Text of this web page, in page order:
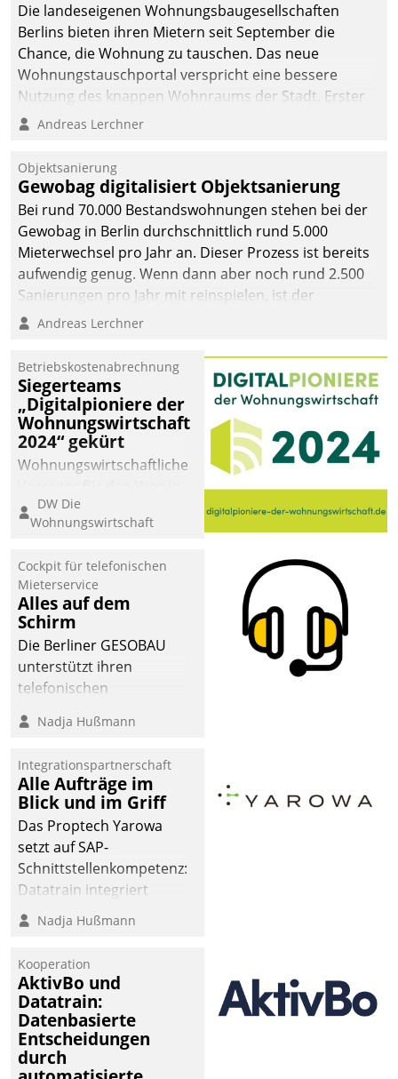
Die landeseigenen Wohnungsbaugesellschaften
Berlins bieten ihren Mietern seit September die
Chance, die Wohnung zu tauschen. Das neue
Wohnungstauschportal verspricht eine bessere
Nutzung des knappen Wohnraums der Stadt. Erster
Anwendungsfall für Datatrains Lösung API-Hub mit
Unternehmen.
Andreas Lerchner
Objektsanierung
Gewobag digitalisiert Objektsanierung
Bei rund 70.000 Bestandswohnungen stehen bei der
Gewobag in Berlin durchschnittlich rund 5.000
Mieterwechsel pro Jahr an. Dieser Prozess ist bereits
aufwendig genug. Wenn dann aber noch rund 2.500
Sanierungen pro Jahr mit reinspielen, ist der
Betreuungs- und Organisationsaufwand immens. Im
kommunale Wohnungsbauunternehmen daher
gemeinsam mit der Berliner Datatrain GmbH den
Teilprozess der Objektsanierung digitalisiert.
Andreas Lerchner
Betriebskostenabrechnung
Siegerteams
„Digitalpioniere der
Wohnungswirtschaft
2024“ gekürt
Wohnungswirtschaftliche
eine digitale Zukunft zu
finden, ist das Ziel des
der
Wohnungswirtschaft“.
Bewerben können sich
dafür ein Team
bestehend aus
Wohnungsunternehmen
und PropTech.
DW Die
Wohnungswirtschaft
Cockpit für telefonischen
Mieterservice
Alles auf dem
Schirm
Die Berliner GESOBAU
unterstützt ihren
telefonischen
digitalen Cockpit, das
passende Fragen und
Schlagworte auswirft.
Eine intuitive
Dialogführung ermöglicht
dem externen
Serviceteam, Anrufe von
Mietenden zügiger und
effizienter zu bearbeiten.
Nadja Hußmann
Integrationspartnerschaft
Alle Aufträge im
Blick und im Griff
Das Proptech Yarowa
setzt auf SAP-
Schnittstellenkompetenz:
Datatrain integriert
Yarowas Portal zur
Vergabe und Verwaltung
operativen
Instandhaltung in die
SAP-Systemlandschaft
deutscher
Wohnungsunternehmen
Nadja Hußmann
Kooperation
AktivBo und
Datatrain:
Datenbasierte
Entscheidungen
durch